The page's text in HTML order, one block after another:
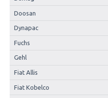
Doosan
Dynapac
Fuchs
Gehl
Fiat Allis
Fiat Kobelco